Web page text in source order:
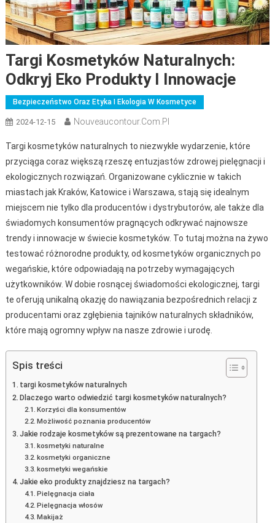
Targi Kosmetyków Naturalnych:
Odkryj Eko Produkty I Innowacje
Bezpieczeństwo Oraz Etyka I Ekologia W Kosmetyce
2024-12-15 Nouveaucontour.com.pl
Targi kosmetyków naturalnych to niezwykłe wydarzenie, które
przyciąga coraz większą rzeszę entuzjastów zdrowej pielęgnacji i
ekologicznych rozwiązań. Organizowane cyklicznie w takich
miastach jak Kraków, Katowice i Warszawa, stają się idealnym
miejscem nie tylko dla producentów i dystrybutorów, ale także dla
świadomych konsumentów pragnących odkrywać najnowsze
trendy i innowacje w świecie kosmetyków. To tutaj można na żywo
testować różnorodne produkty, od kosmetyków organicznych po
wegańskie, które odpowiadają na potrzeby wymagających
użytkowników. W dobie rosnącej świadomości ekologicznej, targi
te oferują unikalną okazję do nawiązania bezpośrednich relacji z
producentami oraz zgłębienia tajników naturalnych składników,
które mają ogromny wpływ na nasze zdrowie i urodę.
Spis treści
targi kosmetyków naturalnych
Dlaczego warto odwiedzić targi kosmetyków naturalnych?
Korzyści dla konsumentów
Możliwość poznania producentów
Jakie rodzaje kosmetyków są prezentowane na targach?
kosmetyki naturalne
kosmetyki organiczne
kosmetyki wegańskie
Jakie eko produkty znajdziesz na targach?
Pielęgnacja ciała
Pielęgnacja włosów
Makijaż